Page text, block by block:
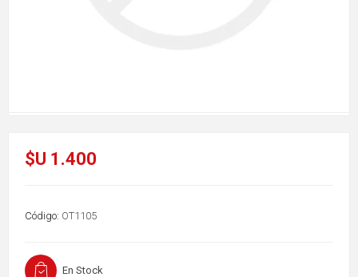
$U 1.400
Código: OT1105
En Stock